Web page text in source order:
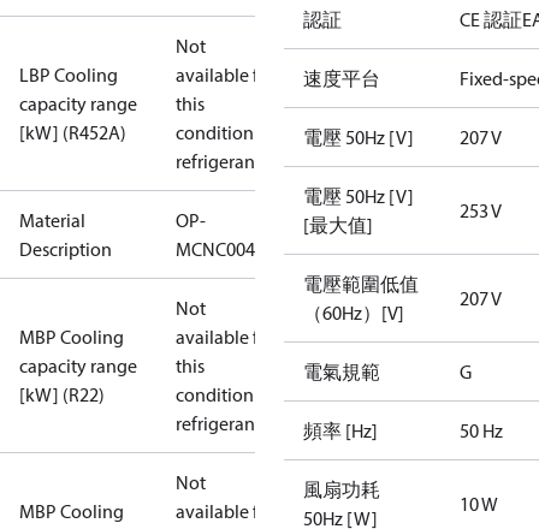
LBP Cooling
capacity range
[kW] (R452A)
Not
available for
this
condition /
refrigerant
Material
Description
OP-
MCNC004NYA10G
MBP Cooling
capacity range
[kW] (R22)
Not
available for
this
condition /
refrigerant
MBP Cooling
Not
available for
認証 CE 認証
速度平台 Fixed-
電壓 50Hz [V] 207 V
電壓 50Hz [V]
[最大值]
253 V
電壓範圍低值
（60Hz）[V]
207 V
電氣規範 G
頻率 [Hz] 50 Hz
風扇功耗
50Hz [W]
10 W